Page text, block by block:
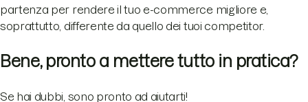
partenza per rendere il tuo e-commerce migliore e,
soprattutto, differente da quello dei tuoi competitor.
Bene, pronto a mettere tutto in pratica?
Se hai dubbi, sono pronto ad aiutarti!